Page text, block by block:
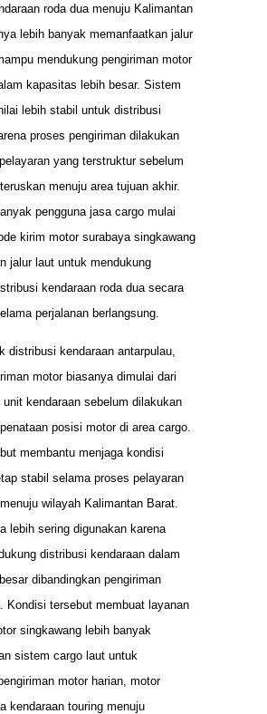
roda dua menuju Kalimantan
lebih banyak memanfaatkan jalur
mendukung pengiriman motor
kapasitas lebih besar. Sistem
lebih stabil untuk distribusi
proses pengiriman dilakukan
yang terstruktur sebelum
menuju area tujuan akhir.
pengguna jasa cargo mulai
kirim motor surabaya singkawang
jalur laut untuk mendukung
kendaraan roda dua secara
perjalanan berlangsung.
distribusi kendaraan antarpulau,
motor biasanya dimulai dari
kendaraan sebelum dilakukan
posisi motor di area cargo.
membantu menjaga kondisi
stabil selama proses pelayaran
wilayah Kalimantan Barat.
lebih sering digunakan karena
distribusi kendaraan dalam
dibandingkan pengiriman
Kondisi tersebut membuat layanan
singkawang lebih banyak
sistem cargo laut untuk
motor harian, motor
kendaraan touring menuju